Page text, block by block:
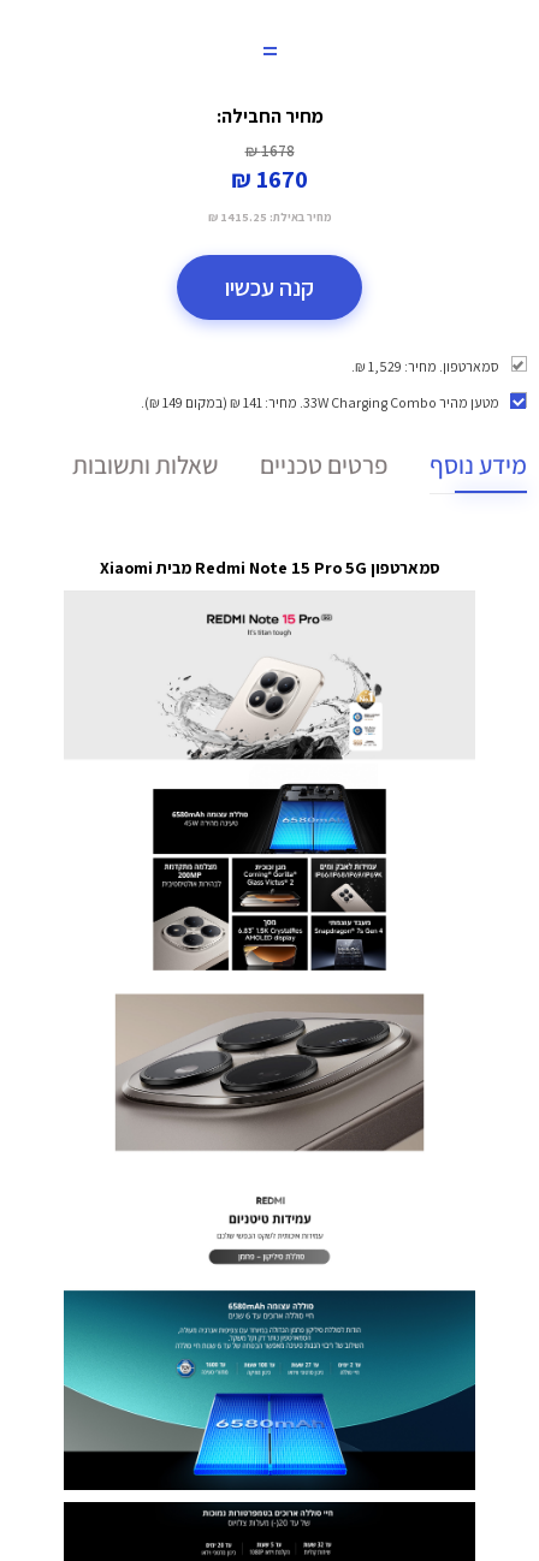
=
מחיר החבילה:
1678 ₪
1670 ₪
מחיר באילת: 1415.25 ₪
קנה עכשיו
סמארטפון. מחיר: 1,529 ₪.
מטען מהיר 33W Charging Combo
. מחיר: 141 ₪ (במקום 149 ₪).
מידע נוסף פרטים טכניים שאלות ותשובות
סמארטפון Redmi Note 15 Pro 5G מבית Xiaomi